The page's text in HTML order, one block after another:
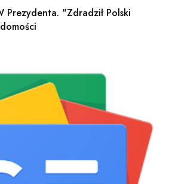
Prezydenta. "Zdradził Polski